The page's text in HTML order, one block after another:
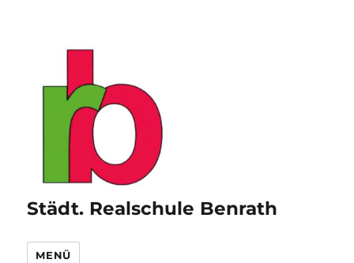
Städt. Realschule Benrath
MENÜ